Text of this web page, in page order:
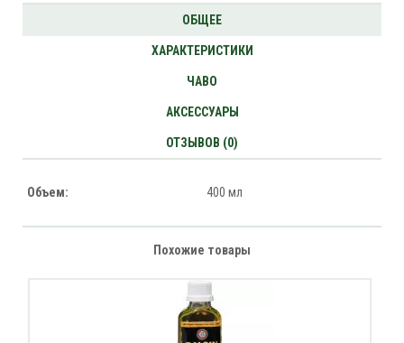
ОБЩЕЕ
ХАРАКТЕРИСТИКИ
ЧАВО
АКСЕССУАРЫ
ОТЗЫВОВ (0)
Объем: 400 мл
Похожие товары